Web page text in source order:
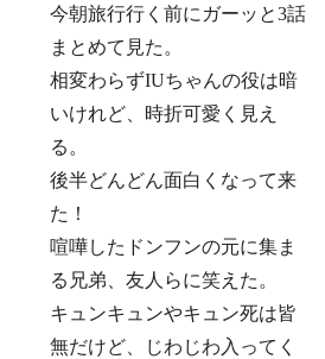
今朝旅行行く前にガーッと3話
まとめて見た。
相変わらずIUちゃんの役は暗
いけれど、時折可愛く見え
る。
後半どんどん面白くなって来
た！
喧嘩したドンフンの元に集ま
る兄弟、友人らに笑えた。
キュンキュンやキュン死は皆
無だけど、じわじわ入ってく